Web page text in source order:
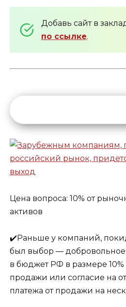
Добавь сайт в
по ссылке.
Цена вопроса: 10% от
активов
✔️Раньше у компаний,
был выбор — добровольное
в бюджет РФ в размере 10%
продажи или согласие на
платежа от продажи на